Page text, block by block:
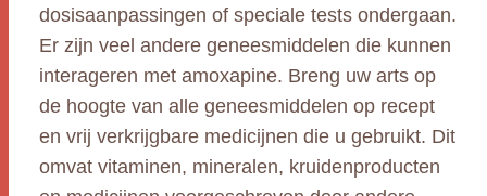
dosisaanpassingen of speciale tests ondergaan.
Er zijn veel andere geneesmiddelen die kunnen
interageren met amoxapine. Breng uw arts op
de hoogte van alle geneesmiddelen op recept
en vrij verkrijgbare medicijnen die u gebruikt. Dit
omvat vitaminen, mineralen, kruidenproducten